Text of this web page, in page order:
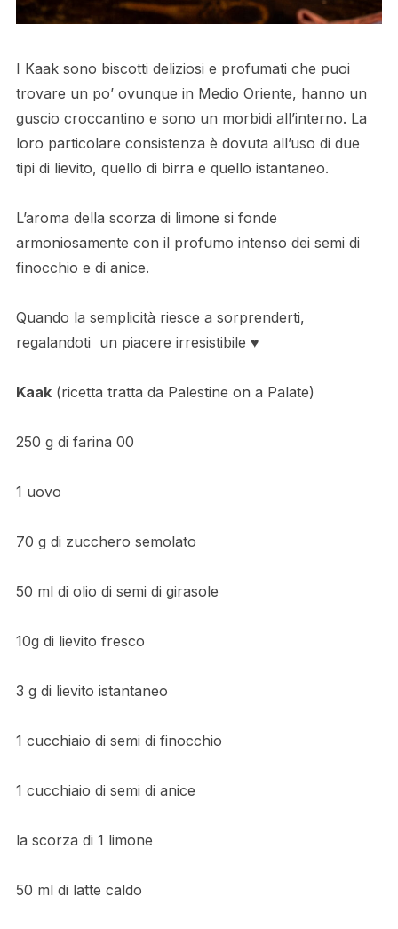
I Kaak sono biscotti deliziosi e profumati che puoi
trovare un po’ ovunque in Medio Oriente, hanno un
guscio croccantino e sono un morbidi all’interno. La
loro particolare consistenza è dovuta all’uso di due
tipi di lievito, quello di birra e quello istantaneo.
L’aroma della scorza di limone si fonde
armoniosamente con il profumo intenso dei semi di
finocchio e di anice.
Quando la semplicità riesce a sorprenderti,
regalandoti un piacere irresistibile ♥️
Kaak(ricetta tratta da Palestine on a Palate)
250 g di farina 00
1 uovo
70 g di zucchero semolato
50 ml di olio di semi di girasole
10g di lievito fresco
3 g di lievito istantaneo
1 cucchiaio di semi di finocchio
1 cucchiaio di semi di anice
la scorza di 1 limone
50 ml di latte caldo